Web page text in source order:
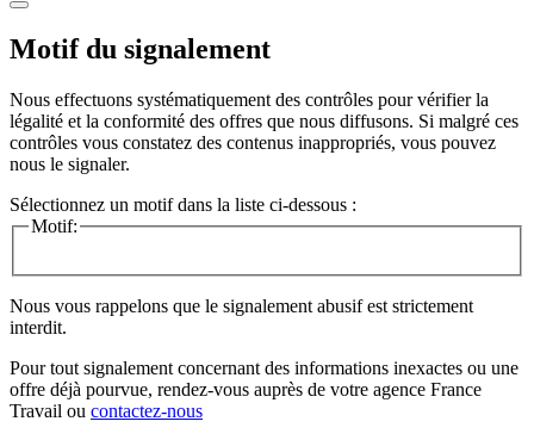
Motif du signalement
Nous effectuons systématiquement des contrôles pour vérifier la
légalité et la conformité des offres que nous diffusons. Si malgré ces
contrôles vous constatez des contenus inappropriés, vous pouvez
nous le signaler.
Sélectionnez un motif dans la liste ci-dessous :
Motif:
Nous vous rappelons que le signalement abusif est strictement
interdit.
Pour tout signalement concernant des informations inexactes ou une
offre déjà pourvue, rendez-vous auprès de votre agence France
Travail ou contactez-nous